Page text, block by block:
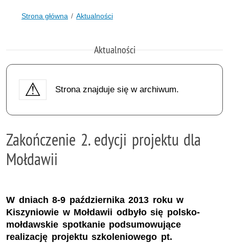
Strona główna Aktualności
Aktualności
Strona znajduje się w archiwum.
Zakończenie 2. edycji projektu dla
Mołdawii
W dniach 8-9 października 2013 roku w
Kiszyniowie w Mołdawii odbyło się polsko-
mołdawskie spotkanie podsumowujące
realizację projektu szkoleniowego pt.